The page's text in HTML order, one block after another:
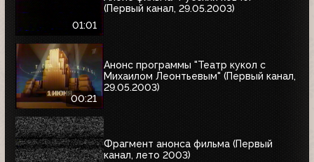
01:01
(Первый канал, 29.05.2003)
00:21
Анонс программы "Театр кукол с
Михаилом Леонтьевым" (Первый канал,
29.05.2003)
Фрагмент анонса фильма (Первый
канал, лето 2003)